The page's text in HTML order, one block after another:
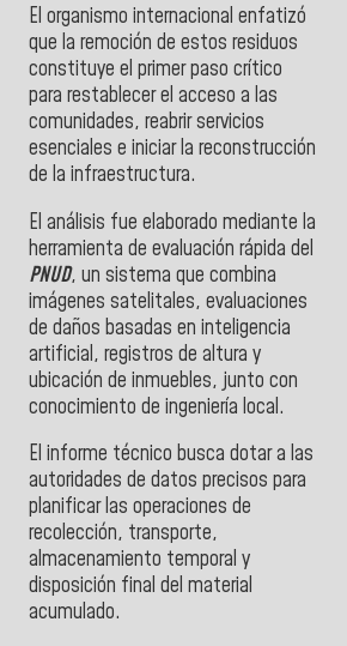
El organismo internacional enfatizó
que la remoción de estos residuos
constituye el primer paso crítico
para restablecer el acceso a las
comunidades, reabrir servicios
esenciales e iniciar la reconstrucción
de la infraestructura.
El análisis fue elaborado mediante la
herramienta de evaluación rápida del
PNUD, un sistema que combina
imágenes satelitales, evaluaciones
de daños basadas en inteligencia
artificial, registros de altura y
ubicación de inmuebles, junto con
conocimiento de ingeniería local.
El informe técnico busca dotar a las
autoridades de datos precisos para
planificar las operaciones de
recolección, transporte,
almacenamiento temporal y
disposición final del material
acumulado.